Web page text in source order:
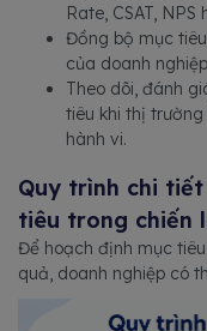
Rate, CSAT,
Đồng bộ mục
của doanh
Theo dõi, đánh
tiêu khi thị
hành vi.
Quy trình chi
tiêu trong chiến
Để hoạch định mục
quả, doanh nghiệp có